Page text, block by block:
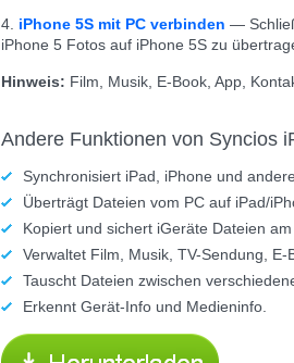
4. iPhone 5S mit PC verbinden —
iPhone 5 Fotos auf iPhone 5S zu
Hinweis: Film, Musik, E-Book, App,
Andere Funktionen von Syncios
Synchronisiert iPad, iPhone und
Überträgt Dateien vom PC auf iPad/
Kopiert und sichert iGeräte Dateien am
Verwaltet Film, Musik, TV-Sendung, E-
Tauscht Dateien zwischen
Erkennt Gerät-Info und Medieninfo.